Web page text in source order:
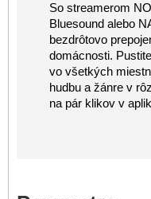
So streamerom
Bluesound alebo
bezdrôtovo
domácnosti.
vo všetkých
hudbu a žánre v
na pár klikov v